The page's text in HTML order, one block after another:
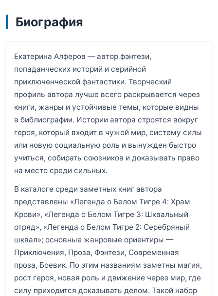
Биография
Екатерина Алферов — автор фэнтези,
попаданческих историй и серийной
приключенческой фантастики. Творческий
профиль автора лучше всего раскрывается через
книги, жанры и устойчивые темы, которые видны
в библиографии. Истории автора строятся вокруг
героя, который входит в чужой мир, систему силы
или новую социальную роль и вынужден быстро
учиться, собирать союзников и доказывать право
на место среди сильных.
В каталоге среди заметных книг автора
представлены «Легенда о Белом Тигре 4: Храм
Крови», «Легенда о Белом Тигре 3: Шквальный
отряд», «Легенда о Белом Тигре 2: Серебряный
шквал»; основные жанровые ориентиры —
Приключения, Проза, Фэнтези, Современная
проза, Боевик. По этим названиям заметны магия,
рост героя, новая роль и движение через мир, где
силу приходится доказывать делом. Такой набор